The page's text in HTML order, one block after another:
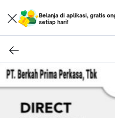
Belanja di aplikasi, gratis
setiap hari!